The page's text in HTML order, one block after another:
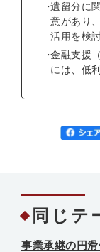
遺留分に
意があり
活用を検
金融支援
には、低
同じテ
事業承継の円